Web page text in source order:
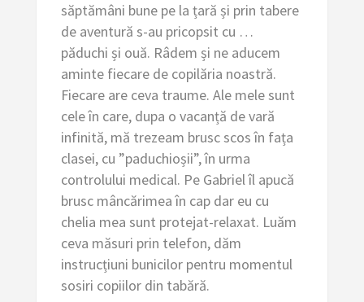
săptămâni bune pe la țară și prin tabere
de aventură s-au pricopsit cu …
păduchi și ouă. Râdem și ne aducem
aminte fiecare de copilăria noastră.
Fiecare are ceva traume. Ale mele sunt
cele în care, dupa o vacanță de vară
infinită, mă trezeam brusc scos în fața
clasei, cu ”paduchioșii”, în urma
controlului medical. Pe Gabriel îl apucă
brusc mâncărimea în cap dar eu cu
chelia mea sunt protejat-relaxat. Luăm
ceva măsuri prin telefon, dăm
instrucțiuni bunicilor pentru momentul
sosiri copiilor din tabără.